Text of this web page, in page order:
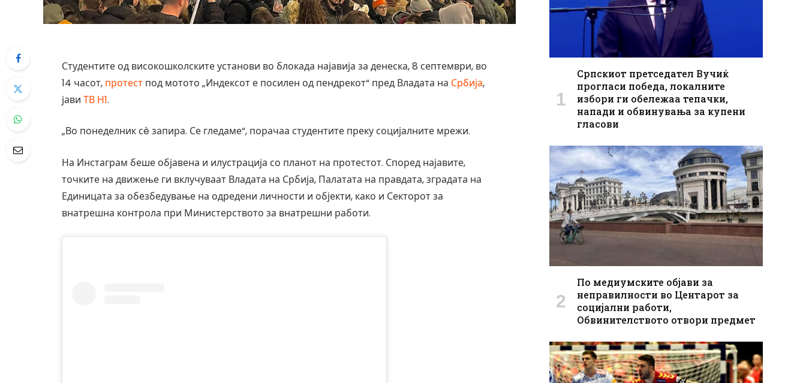
Студентите од високошколските установи во блокада најавија за денеска, 8 септември, во
14 часот, протест под мотото „Индексот е посилен од пендрекот“ пред Владата на Србија,
јави ТВ Н1.
„Во понеделник сè запира. Се гледаме“, порачаа студентите преку социјалните мрежи.
На Инстаграм беше објавена и илустрација со планот на протестот. Според најавите,
точките на движење ги вклучуваат Владата на Србија, Палатата на правдата, зградата на
Единицата за обезбедување на одредени личности и објекти, како и Секторот за
внатрешна контрола при Министерството за внатрешни работи.
Српскиот претседател Вучиќ
прогласи победа, локалните
избори ги обележаа тепачки,
напади и обвинувања за купени
гласови
По медиумските објави за
неправилности во Центарот за
социјални работи,
Обвинителството отвори предмет